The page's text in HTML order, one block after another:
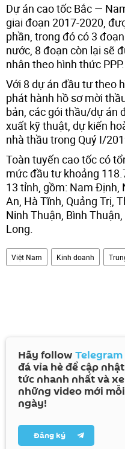
Dự án cao tốc Bắc —
giai đoạn 2017-2020,
phần, trong đó có 3
nước, 8 đoạn còn lại sẽ
nhân theo hình thức PPP.
Với 8 dự án đầu tư theo
phát hành hồ sơ mời
bản, các gói thầu/dự án
xuất kỹ thuật, dự kiến
nhà thầu trong Quý I/
Toàn tuyến cao tốc có
mức đầu tư khoảng
13 tỉnh, gồm: Nam Định,
An, Hà Tĩnh, Quảng Trị,
Ninh Thuận, Bình
Long.
Việt Nam Kinh doanh
Hãy follow Telegram
đá vỉa hè để cập
tức nhanh nhất và
những video mới mỗi
ngày!
Đăng ký